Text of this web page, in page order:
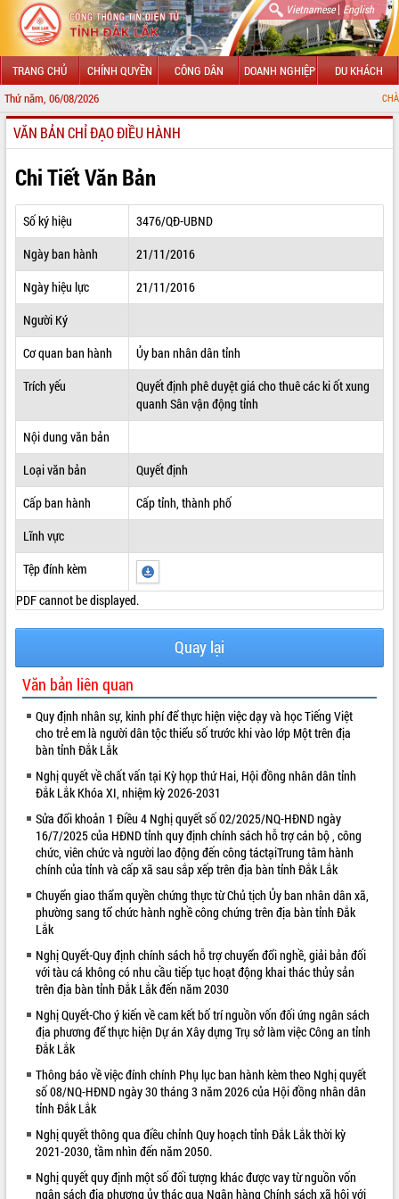
Vietnamese| English
TRANG CHỦ CHÍNH QUYỀN CÔNG DÂN DOANH NGHIỆP DU KHÁCH
Thứ năm, 06/08/2026 CHÀO MỪNG
GIỚI THIỆU
LÃNH ĐẠO UBND TỈNH
TIN TỨC SỰ KIỆN
SỞ, BAN, NGÀNH
THÔNG TIN CHỈ ĐẠO ĐIỀU HÀNH
HỆ THỐNG VĂN BẢN
VĂN BẢN HĐND TỈNH
ĐIỂM TIN VĂN BẢN
VIDEO
Lễ truy tặng danh hiệu “Bà Mẹ Việt
Nam Anh hùng” và trao Huân chương
Lao động
UBND tỉnh Đắk Lắk triển khai nhiệm
vụ 6 tháng cuối năm 2026
Kỳ họp thứ Hai, Hội đồng nhân dân
tỉnh khóa XI quyết nghị nhiều nội dung
quan trọng
Bí thư Tỉnh ủy Lương Nguyễn Minh
Triết thăm, tặng quà người có công với
cách mạng
ALBUM ẢNH
VĂN BẢN CHỈ ĐẠO ĐIỀU HÀNH
Chi Tiết Văn Bản
Số ký hiệu
3476/QĐ-UBND
Ngày ban hành
21/11/2016
Ngày hiệu lực
21/11/2016
Người Ký
Cơ quan ban hành
Ủy ban nhân dân tỉnh
Trích yếu
Quyết định phê duyệt giá cho thuê các ki ốt xung
quanh Sân vận động tỉnh
Nội dung văn bản
Loại văn bản
Quyết định
Cấp ban hành
Cấp tỉnh, thành phố
Lĩnh vực
Tệp đính kèm
PDF cannot be displayed.
Quay lại
Văn bản liên quan
Quy định nhân sự, kinh phí để thực hiện việc dạy và học Tiếng Việt
cho trẻ em là người dân tộc thiểu số trước khi vào lớp Một trên địa
bàn tỉnh Đắk Lắk
Nghị quyết về chất vấn tại Kỳ họp thứ Hai, Hội đồng nhân dân tỉnh
Đắk Lắk Khóa XI, nhiệm kỳ 2026-2031
Sửa đổi khoản 1 Điều 4 Nghị quyết số 02/2025/NQ-HĐND ngày
16/7/2025 của HĐND tỉnh quy định chính sách hỗ trợ cán bộ , công
chức, viên chức và người lao động đến công táctạiTrung tâm hành
chính của tỉnh và cấp xã sau sắp xếp trên địa bàn tỉnh Đắk Lắk
Chuyển giao thẩm quyền chứng thực từ Chủ tịch Ủy ban nhân dân xã,
phường sang tổ chức hành nghề công chứng trên địa bàn tỉnh Đắk
Lắk
Nghị Quyết-Quy định chính sách hỗ trợ chuyển đổi nghề, giải bản đối
với tàu cá không có nhu cầu tiếp tục hoạt động khai thác thủy sản
trên địa bàn tỉnh Đắk Lắk đến năm 2030
Nghị Quyết-Cho ý kiến về cam kết bố trí nguồn vốn đối ứng ngân sách
địa phương để thực hiện Dự án Xây dựng Trụ sở làm việc Công an tỉnh
Đắk Lắk
Thông báo về việc đính chính Phụ lục ban hành kèm theo Nghị quyết
số 08/NQ-HĐND ngày 30 tháng 3 năm 2026 của Hội đồng nhân dân
tỉnh Đắk Lắk
Nghị quyết thông qua điều chỉnh Quy hoạch tỉnh Đắk Lắk thời kỳ
2021-2030, tầm nhìn đến năm 2050.
Nghị quyết quy định một số đối tượng khác được vay từ nguồn vốn
ngân sách địa phương ủy thác qua Ngân hàng Chính sách xã hội với